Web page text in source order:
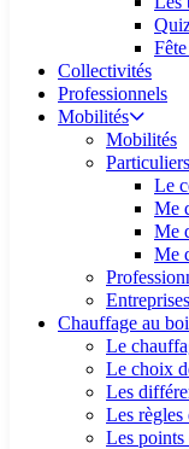
Collectivités
Professionnels
Mobilités
Mobilités
Particuliers
Le
Me
Me
Me
Chauffage au
Le
Le choix
Les
Les règles
Les